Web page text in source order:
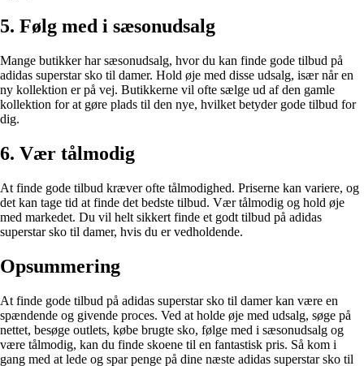
5. Følg med i sæsonudsalg
Mange butikker har sæsonudsalg, hvor du kan finde gode tilbud på
adidas superstar sko til damer. Hold øje med disse udsalg, især når en
ny kollektion er på vej. Butikkerne vil ofte sælge ud af den gamle
kollektion for at gøre plads til den nye, hvilket betyder gode tilbud for
dig.
6. Vær tålmodig
At finde gode tilbud kræver ofte tålmodighed. Priserne kan variere, og
det kan tage tid at finde det bedste tilbud. Vær tålmodig og hold øje
med markedet. Du vil helt sikkert finde et godt tilbud på adidas
superstar sko til damer, hvis du er vedholdende.
Opsummering
At finde gode tilbud på adidas superstar sko til damer kan være en
spændende og givende proces. Ved at holde øje med udsalg, søge på
nettet, besøge outlets, købe brugte sko, følge med i sæsonudsalg og
være tålmodig, kan du finde skoene til en fantastisk pris. Så kom i
gang med at lede og spar penge på dine næste adidas superstar sko til